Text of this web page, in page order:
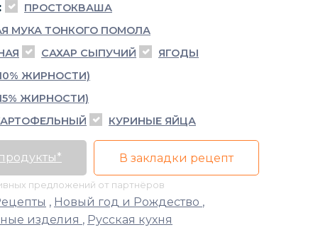
ПРОСТОКВАША
МУКА ТОНКОГО ПОМОЛА
САХАР СЫПУЧИЙ
ЯГОДЫ
ЖИРНОСТИ)
ЖИРНОСТИ)
КУРИНЫЕ ЯЙЦА
В закладки рецепт
предложений от партнёров
, Новый год и Рождество ,
изделия , Русская кухня